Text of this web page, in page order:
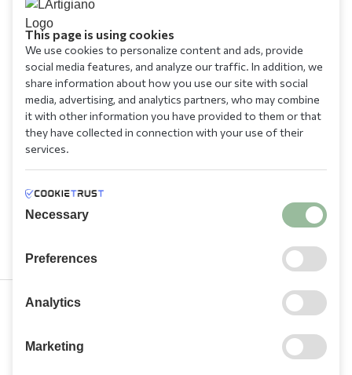
This page is using cookies
We use cookies to personalize content and ads, provide
social media features, and analyze our traffic. In addition, we
share information about how you use our site with social
media, advertising, and analytics partners, who may combine
it with other information you have provided to them or that
they have collected in connection with your use of their
services.
Necessary
Preferences
Analytics
Marketing